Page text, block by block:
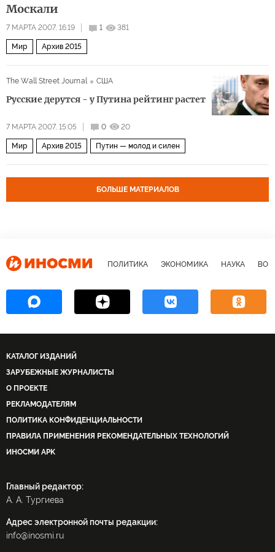
Москали
7 МАРТА 2007, 16:19 1 381
Мир Архив 2015
The Wall Street Journal США
Русские дерутся - у Путина рейтинг растет
7 МАРТА 2007, 15:05 0 20
Мир Архив 2015 Путин — молод и силен
БОЛЬШЕ МАТЕРИАЛОВ
ПОЛИТИКА ЭКОНОМИКА НАУКА
КАТАЛОГ ИЗДАНИЙ
ЗАРУБЕЖНЫЕ ЖУРНАЛИСТЫ
О ПРОЕКТЕ
РЕКЛАМОДАТЕЛЯМ
ПОЛИТИКА КОНФИДЕНЦИАЛЬНОСТИ
ПРАВИЛА ПРИМЕНЕНИЯ РЕКОМЕНДАТЕЛЬНЫХ ТЕХНОЛОГИЙ
ИНОСМИ APK
Главный редактор:
А. А. Тургиева
Адрес электронной почты редакции:
info@inosmi.ru